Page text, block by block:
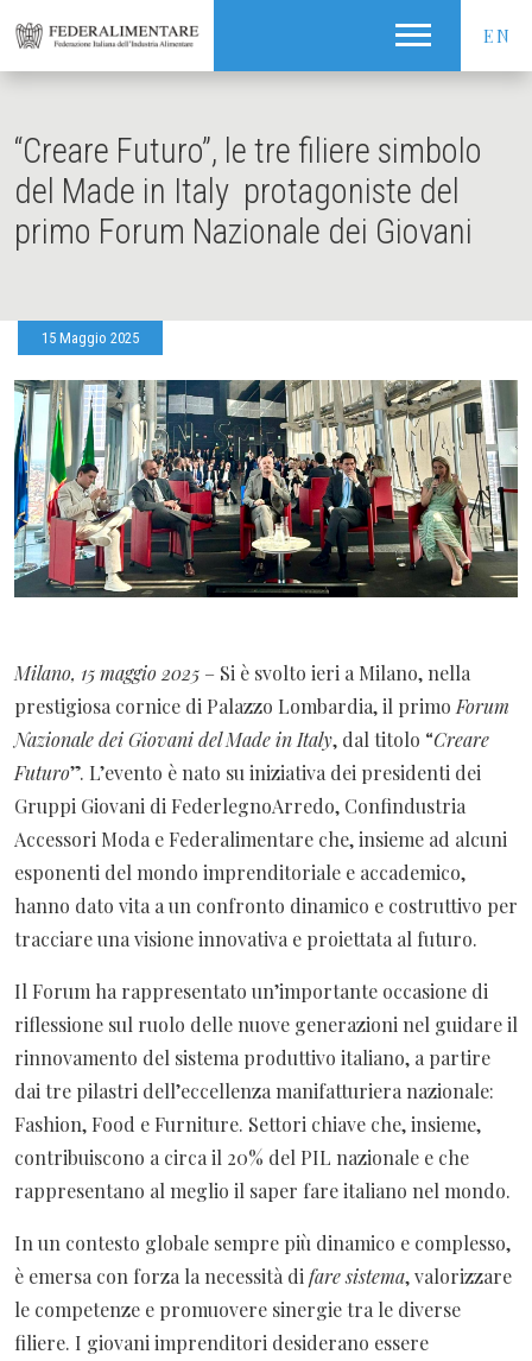
EN
“Creare Futuro”, le tre filiere simbolo
del Made in Italy protagoniste del
primo Forum Nazionale dei Giovani
15 Maggio 2025
Milano, 15 maggio 2025 – Si è svolto ieri a Milano, nella
prestigiosa cornice di Palazzo Lombardia, il primo Forum
Nazionale dei Giovani del Made in Italy, dal titolo “Creare
Futuro”. L’evento è nato su iniziativa dei presidenti dei
Gruppi Giovani di FederlegnoArredo, Confindustria
Accessori Moda e Federalimentare che, insieme ad alcuni
esponenti del mondo imprenditoriale e accademico,
hanno dato vita a un confronto dinamico e costruttivo per
tracciare una visione innovativa e proiettata al futuro.
Il Forum ha rappresentato un’importante occasione di
riflessione sul ruolo delle nuove generazioni nel guidare il
rinnovamento del sistema produttivo italiano, a partire
dai tre pilastri dell’eccellenza manifatturiera nazionale:
Fashion, Food e Furniture. Settori chiave che, insieme,
contribuiscono a circa il 20% del PIL nazionale e che
rappresentano al meglio il saper fare italiano nel mondo.
In un contesto globale sempre più dinamico e complesso,
è emersa con forza la necessità di fare sistema, valorizzare
le competenze e promuovere sinergie tra le diverse
filiere. I giovani imprenditori desiderano essere